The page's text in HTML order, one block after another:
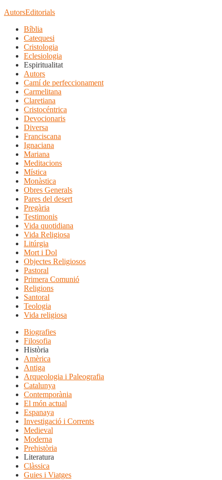
AutorsEditorials
Bíblia
Catequesi
Cristologia
Eclesiologia
Espiritualitat
Autors
Camí de perfeccionament
Carmelitana
Claretiana
Cristocéntrica
Devocionaris
Diversa
Franciscana
Ignaciana
Mariana
Meditacions
Mística
Monàstica
Obres Generals
Pares del desert
Pregària
Testimonis
Vida quotidiana
Vida Religiosa
Litúrgia
Mort i Dol
Objectes Religiosos
Pastoral
Primera Comunió
Religions
Santoral
Teologia
Vida religiosa
Biografies
Filosofia
Història
Amèrica
Antiga
Arqueologia i Paleografia
Catalunya
Contemporània
El món actual
Espanaya
Investigació i Corrents
Medieval
Moderna
Prehistòria
Literatura
Clàssica
Guies i Viatges